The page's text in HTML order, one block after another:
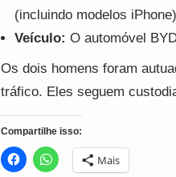
(incluindo modelos
Veículo: O automóvel
Os dois homens foram
tráfico. Eles seguem
Compartilhe isso:
Mais